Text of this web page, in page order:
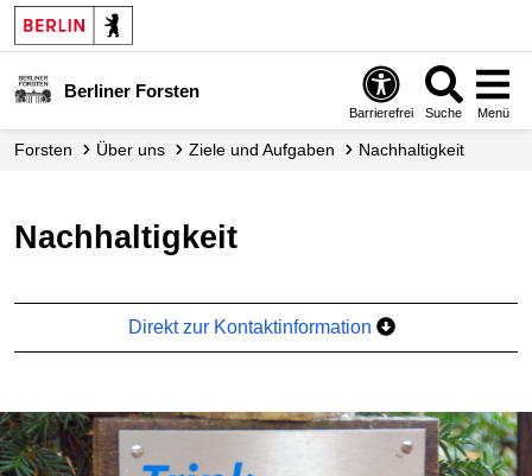
Berliner Forsten
Barrierefrei Suche Menü
Forsten Über uns Ziele und Aufgaben Nachhaltigkeit
Nachhaltigkeit
Direkt zur Kontaktinformation